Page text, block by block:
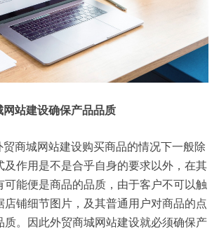
站建设确保产品品质
商城网站建设购买商品的情况下一般除
及作用是不是合乎自身的要求以外，在其
可能便是商品的品质，由于客户不可以触
铺细节图片，及其普通用户对商品的点
质。因此外贸商城网站建设就必须确保产